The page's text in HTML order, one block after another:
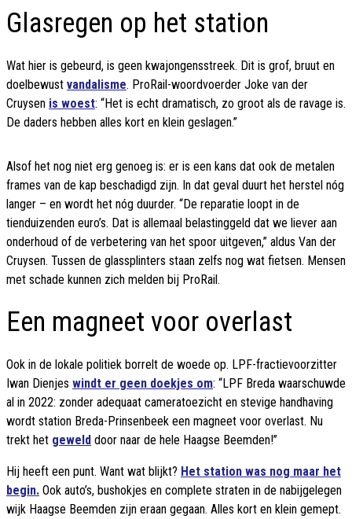
Glasregen op het station
Wat hier is gebeurd, is geen kwajongensstreek. Dit is grof, bruut en
doelbewust vandalisme. ProRail-woordvoerder Joke van der
Cruysen is woest: “Het is echt dramatisch, zo groot als de ravage is.
De daders hebben alles kort en klein geslagen.”
Alsof het nog niet erg genoeg is: er is een kans dat ook de metalen
frames van de kap beschadigd zijn. In dat geval duurt het herstel nóg
langer – en wordt het nóg duurder. “De reparatie loopt in de
tienduizenden euro’s. Dat is allemaal belastinggeld dat we liever aan
onderhoud of de verbetering van het spoor uitgeven,” aldus Van der
Cruysen. Tussen de glassplinters staan zelfs nog wat fietsen. Mensen
met schade kunnen zich melden bij ProRail.
Een magneet voor overlast
Ook in de lokale politiek borrelt de woede op. LPF-fractievoorzitter
Iwan Dienjes windt er geen doekjes om: “LPF Breda waarschuwde
al in 2022: zonder adequaat cameratoezicht en stevige handhaving
wordt station Breda-Prinsenbeek een magneet voor overlast. Nu
trekt het geweld door naar de hele Haagse Beemden!”
Hij heeft een punt. Want wat blijkt? Het station was nog maar het
begin. Ook auto’s, bushokjes en complete straten in de nabijgelegen
wijk Haagse Beemden zijn eraan gegaan. Alles kort en klein gemept.